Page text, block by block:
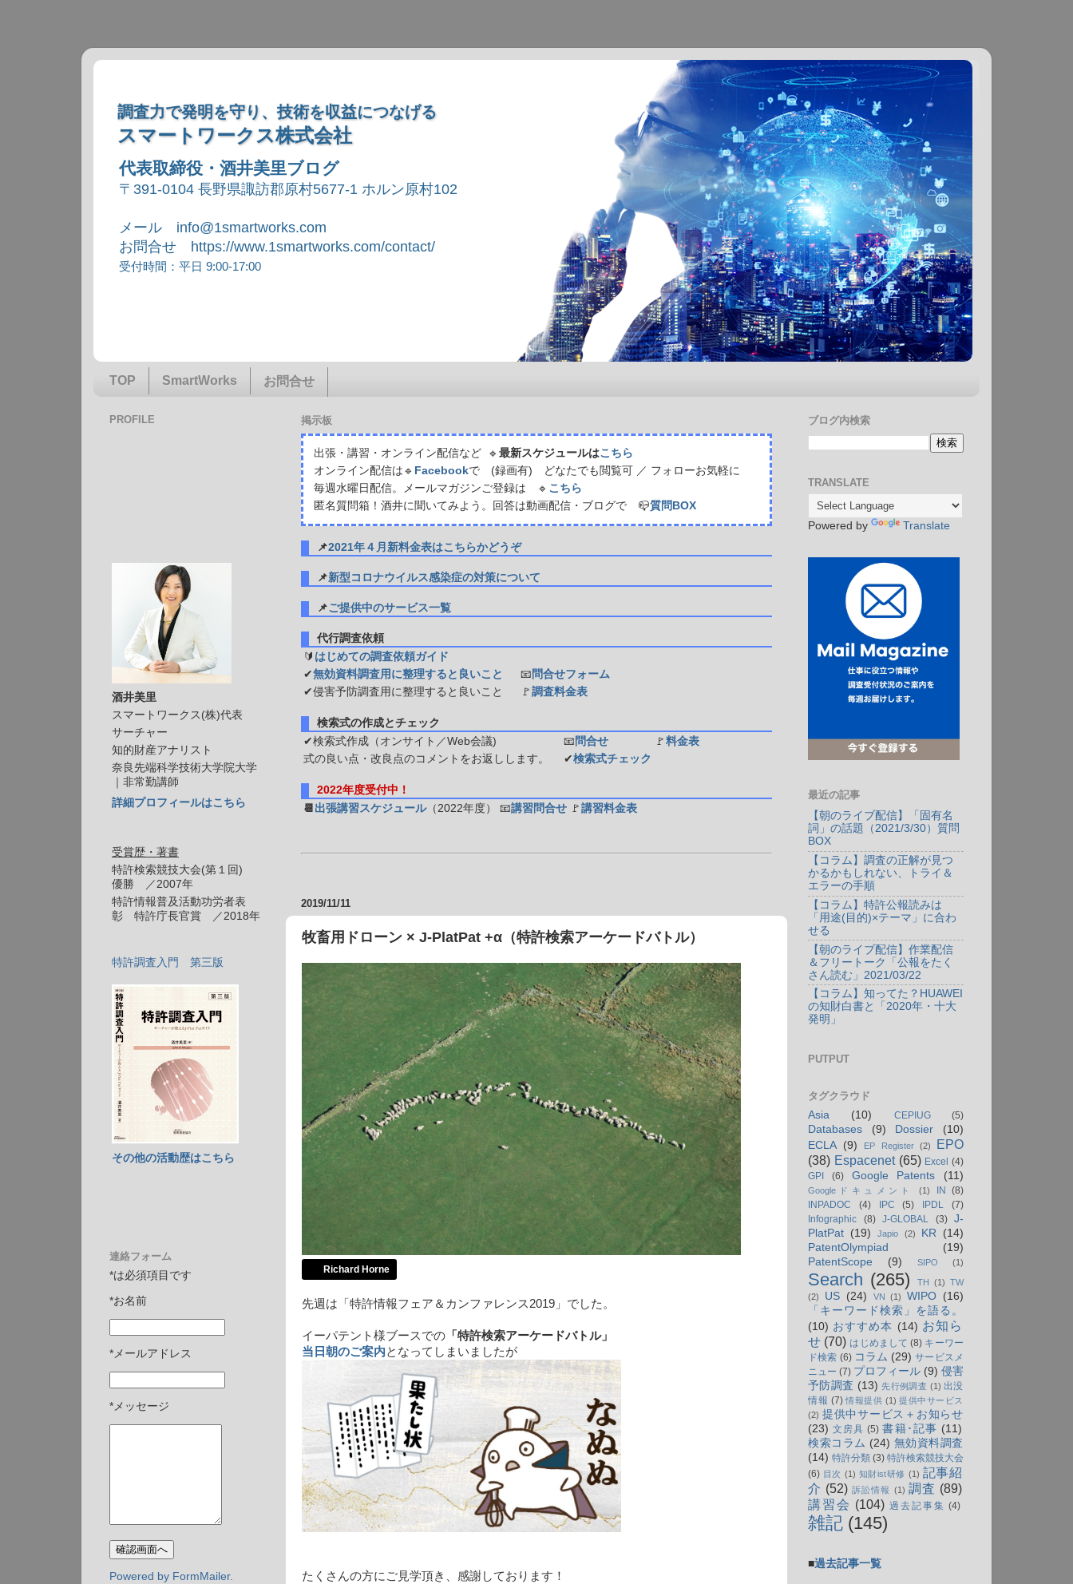
調査力で発明を守り、技術を収益につなげる
スマートワークス株式会社
代表取締役・酒井美里ブログ
〒391-0104 長野県諏訪郡原村5677-1 ホルン原村102
メール info@1smartworks.com
お問合せ https://www.1smartworks.com/contact/
受付時間：平日 9:00-17:00
TOP SmartWorks お問合せ
掲示板
出張・講習・オンライン配信など 🔹 最新スケジュールはこちら
オンライン配信は🔹 Facebookで (録画有) どなたでも閲覧可 ／ フォローお気軽に
毎週水曜日配信。メールマガジンご登録は 🔹 こちら
匿名質問箱！酒井に聞いてみよう。回答は動画配信・ブログで 📪質問BOX
📌2021年４月新料金表はこちらかどうぞ
📌新型コロナウイルス感染症の対策について
📌ご提供中のサービス一覧
代行調査依頼
🔰 はじめての調査依頼ガイド
✔無効資料調査用に整理すると良いこと 📧 問合せフォーム
✔侵害予防調査用に整理すると良いこと
🚩 調査料金表
検索式の作成とチェック
✔検索式作成（オンサイト／Web会議)
📧 問合せ 🚩 料金表
式の良い点・改良点のコメントをお返しします。
✔検索式チェック
2022年度受付中！
📆 出張講習スケジュール（2022年度） 📧講習問合せ 🚩 講習料金表
2019/11/11
牧畜用ドローン × J-PlatPat +α（特許検索アーケードバトル）
Richard Horne
先週は「特許情報フェア＆カンファレンス2019」でした。
イーパテント様ブースでの 「特許検索アーケードバトル」
当日朝のご案内となってしまいましたが
たくさんの方にご見学頂き、感謝しております！
PROFILE
酒井美里
スマートワークス(株)代表
サーチャー
知的財産アナリスト
奈良先端科学技術大学院大学
｜非常勤講師
詳細プロフィールはこちら
受賞歴・著書
特許検索競技大会(第１回)
優勝 ／2007年
特許情報普及活動功労者表
彰 特許庁長官賞 ／2018年
特許調査入門 第三版
その他の活動歴はこちら
連絡フォーム
*は必須項目です
*お名前
*メールアドレス
*メッセージ
Powered by FormMailer.
ブログ内検索
TRANSLATE
Powered by Translate
最近の記事
【朝のライブ配信】「固有名
詞」の話題（2021/3/30）質問
BOX
【コラム】調査の正解が見つ
かるかもしれない、トライ＆
エラーの手順
【コラム】特許公報読みは
「用途(目的)×テーマ」に合わ
せる
【朝のライブ配信】作業配信
＆フリートーク「公報をたく
さん読む」2021/03/22
【コラム】知ってた？HUAWEI
の知財白書と「2020年・十大
発明」
PUTPUT
タグクラウド
Asia
(10) CEPIUG (5)
Databases (9) Dossier
(10)
ECLA (9) EP Register (2)
EPO
(38) Espacenet (65) Excel (4)
GPI
(6) Google Patents (11)
Googleドキュメント (1) IN
(8)
INPADOC
(4) IPC (5) IPDL
(7)
Infographic
(8) J-GLOBAL (3)
J-
PlatPat (19) Japio (2) KR
(14)
PatentOlympiad
(19)
PatentScope
(9) SIPO (1)
Search (265) TH (1) TW
(2)
US (24) VN (1) WIPO (16)
「キーワード検索」を語る。
(10) おすすめ本 (14) お知ら
せ (70) はじめまして (8) キーワー
ド検索 (6) コラム (29) サービスメ
ニュー (7) プロフィール (9) 侵害
予防調査 (13) 先行例調査 (1) 出没
情報 (7) 情報提供 (1) 提供中サービス
(2) 提供中サービス＋お知らせ
(23) 文房具 (5) 書籍･記事 (11)
検索コラム (24) 無効資料調査
(14) 特許分類 (3) 特許検索競技大会
(6) 目次 (1) 知財ist研修 (1) 記事紹
介 (52) 訴訟情報 (1) 調査 (89)
講習会 (104) 過去記事集 (4)
雑記 (145)
■過去記事一覧